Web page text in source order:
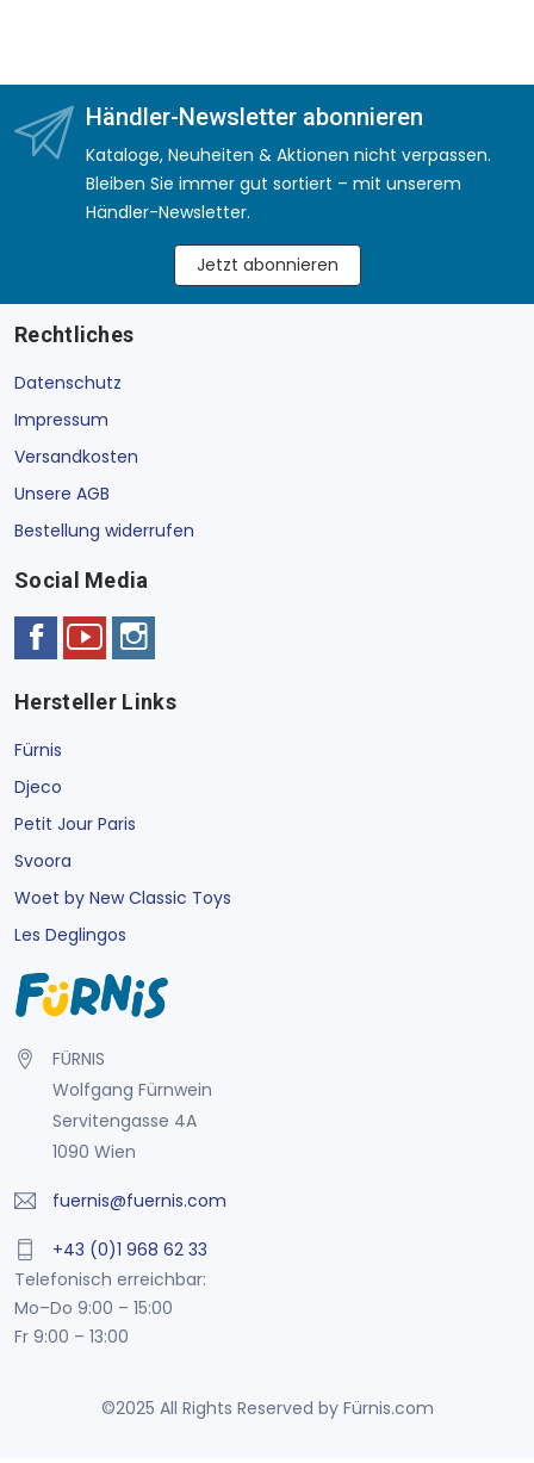
Händler-Newsletter abonnieren
Kataloge, Neuheiten & Aktionen nicht verpassen.
Bleiben Sie immer gut sortiert – mit unserem
Händler-Newsletter.
Jetzt abonnieren
Rechtliches
Datenschutz
Impressum
Versandkosten
Unsere AGB
Bestellung widerrufen
Social Media
Hersteller Links
Fürnis
Djeco
Petit Jour Paris
Svoora
Woet by New Classic Toys
Les Deglingos
FÜRNIS
Wolfgang Fürnwein
Servitengasse 4A
1090 Wien
fuernis@fuernis.com
+43 (0)1 968 62 33
Telefonisch erreichbar:
Mo–Do 9:00 – 15:00
Fr 9:00 – 13:00
©2025 All Rights Reserved by Fürnis.com